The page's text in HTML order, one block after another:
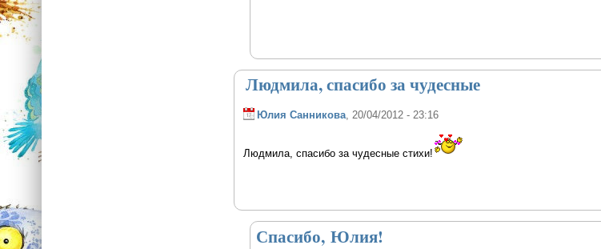
Людмила, спасибо за чудесные
Юлия Санникова, 20/04/2012 - 23:16
Людмила, спасибо за чудесные стихи!
Спасибо, Юлия!